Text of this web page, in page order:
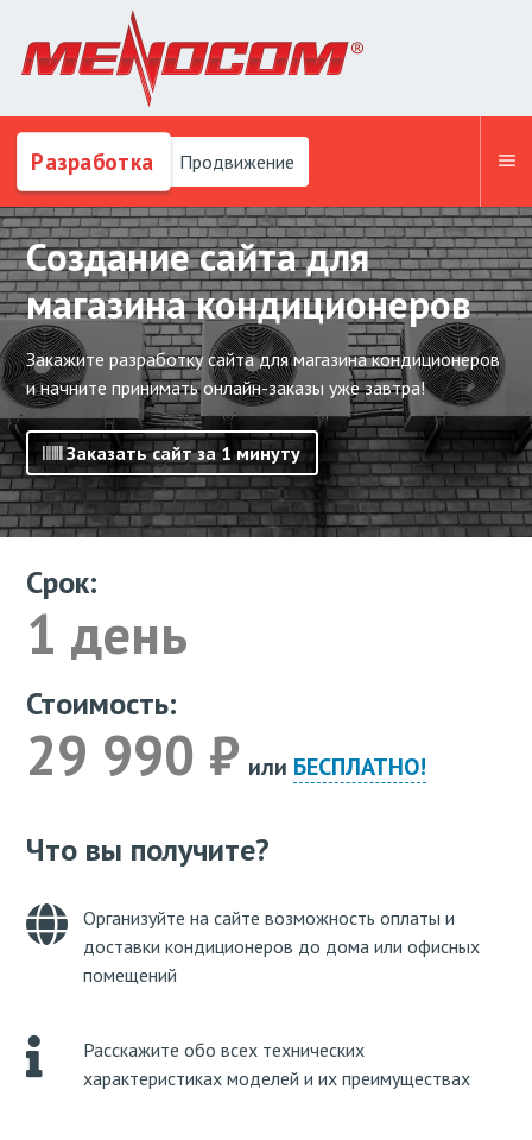
Разработка Продвижение
Создание сайта для
магазина кондиционеров
Закажите разработку сайта для магазина кондиционеров
и начните принимать онлайн-заказы уже завтра!
Заказать сайт за 1 минуту
Срок:
1 день
Стоимость:
29 990 ₽ или БЕСПЛАТНО!
Что вы получите?
Организуйте на сайте возможность оплаты и
доставки кондиционеров до дома или офисных
помещений
Расскажите обо всех технических
характеристиках моделей и их преимуществах